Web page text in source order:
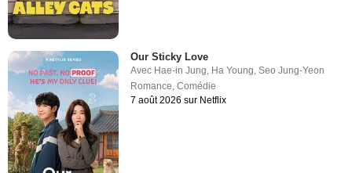
Our Sticky Love
Avec Hae-in Jung, Ha Young,Seo Jung-Yeon
Romance,Comédie
7 août 2026 sur Netflix